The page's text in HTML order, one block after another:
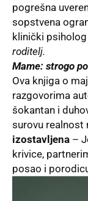
pogrešna
sopstvena
klinički
roditelj.
Mame: strogo
Ova knjiga o
razgovorima
šokantan i
surovu realnost
izostavljena –
krivice,
posao i